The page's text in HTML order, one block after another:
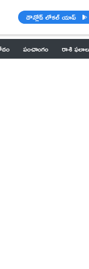
డౌన్లోడ్ లోకల్ యాప్
పంచాంగం రాశి